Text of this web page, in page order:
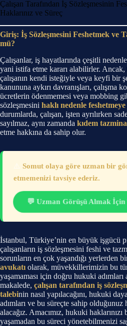
Çalışan Tarafından İş Sözleşmesinin
Haklarınız ve Süreç
Giriş: İş Sözleşmesini Feshetmek ve
mü?
Çalışanlar, iş hayatlarında çeşitli
yani istifa etme kararı alabilirler. Ancak,
çalışanın kendi isteğiyle veya keyfi bir
kanununa aykırı davranışları, çalışma
ücretlerin ödenmemesi veya mobbing
sözleşmesini haklı nedenle feshetmeye
durumlarda, çalışan, işten ayrılırken
sayılmaz, aynı zamanda kıdem
etme hakkına da sahip olur.
⚠️ Somut olaya göre uzman bir
etmemenizi tavsiye ederiz.
💬 Uzman Görüşü Almak İçin
İstanbul, Türkiye’nin en büyük işgücü
çalışanların iş sözleşmesini feshi ve
sorunların en çok yaşandığı yerlerden
avukatı olarak, müvekkillerimizin bu
yaşamaması için doğru hukuki adımları
makalede, çalışan tarafından iş
talebinin nasıl yapılacağını, hukuki
adımları ve bu süreçte sahip olduğunuz
alacağız. Amacımız, hukuki
yaşamadan bu süreci yönetebilmenizi